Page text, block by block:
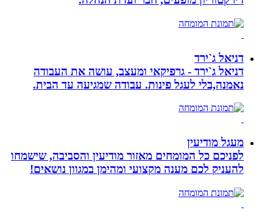
דניאל ג`ירד
דניאל ג`ירד - גרפיקאי ומעצב, עושה את העבודה
נאמנה,בלי לעגל פינות. עבודה שמגיעה עד הבית.
מעגל מודיעין
לפניכם כל המומחים מאזור מודיעין והסביבה, שישמחו
להעניק לכם מענה מקצועי ומהימן במגוון נושאים!